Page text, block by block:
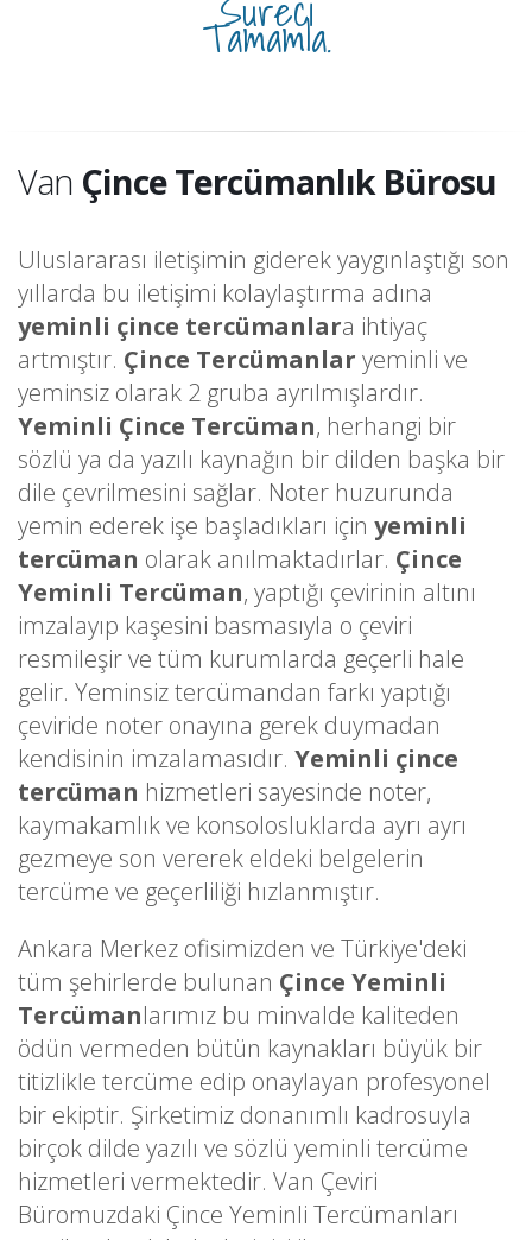
Tamamla.
Van Çince Tercümanlık Bürosu
Uluslararası iletişimin giderek yaygınlaştığı son
yıllarda bu iletişimi kolaylaştırma adına
yeminli çince tercümanlara ihtiyaç
artmıştır. Çince Tercümanlar yeminli ve
yeminsiz olarak 2 gruba ayrılmışlardır.
Yeminli Çince Tercüman, herhangi bir
sözlü ya da yazılı kaynağın bir dilden başka bir
dile çevrilmesini sağlar. Noter huzurunda
yemin ederek işe başladıkları için yeminli
tercüman olarak anılmaktadırlar. Çince
Yeminli Tercüman, yaptığı çevirinin altını
imzalayıp kaşesini basmasıyla o çeviri
resmileşir ve tüm kurumlarda geçerli hale
gelir. Yeminsiz tercümandan farkı yaptığı
çeviride noter onayına gerek duymadan
kendisinin imzalamasıdır. Yeminli çince
tercüman hizmetleri sayesinde noter,
kaymakamlık ve konsolosluklarda ayrı ayrı
gezmeye son vererek eldeki belgelerin
tercüme ve geçerliliği hızlanmıştır.
Ankara Merkez ofisimizden ve Türkiye'deki
tüm şehirlerde bulunan Çince Yeminli
Tercümanlarımız bu minvalde kaliteden
ödün vermeden bütün kaynakları büyük bir
titizlikle tercüme edip onaylayan profesyonel
bir ekiptir. Şirketimiz donanımlı kadrosuyla
birçok dilde yazılı ve sözlü yeminli tercüme
hizmetleri vermektedir. Van Çeviri
Büromuzdaki Çince Yeminli Tercümanları